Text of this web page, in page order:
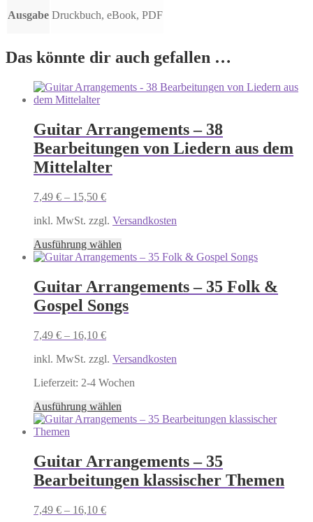
Ausgabe Druckbuch, eBook, PDF
Das könnte dir auch gefallen …
Guitar Arrangements – 38
Bearbeitungen von Liedern aus dem
Mittelalter
7,49 € – 15,50 €
inkl. MwSt. zzgl. Versandkosten
Ausführung wählen
Produkt
mehrere
Varianten
auf.
auf
Produktseite
werden
Guitar Arrangements – 35 Folk &
Gospel Songs
7,49 € – 16,10 €
inkl. MwSt. zzgl. Versandkosten
Lieferzeit: 2-4 Wochen
Ausführung wählen
Produkt
Varianten
auf.
Die
Guitar Arrangements – 35
Bearbeitungen klassischer Themen
7,49 € – 16,10 €